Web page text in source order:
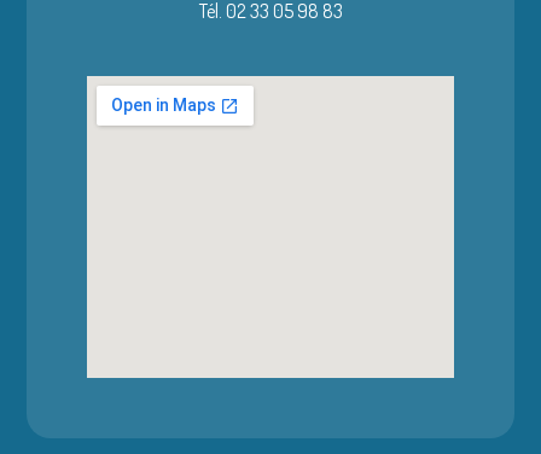
Tél. 02 33 05 98 83